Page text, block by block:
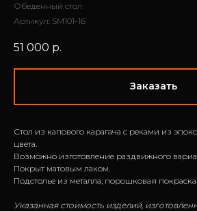
Обеденный стол
Артикул: SM101-16
51 000 р.
Заказать
Стол из капового карагача с реками из
цвета.
Возможно изготовление раздвижного
Покрыт матовым лаком.
Подстолье из металла, порошковая покраска.
Указанная стоимость изделий,